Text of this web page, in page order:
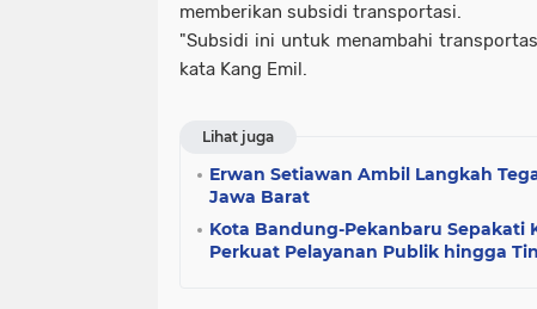
memberikan subsidi transportasi.
"Subsidi ini untuk menambahi
kata Kang Emil.
Lihat juga
Erwan Setiawan Ambil Langkah
Jawa Barat
Kota Bandung-Pekanbaru Sepakati
Perkuat Pelayanan Publik hingga